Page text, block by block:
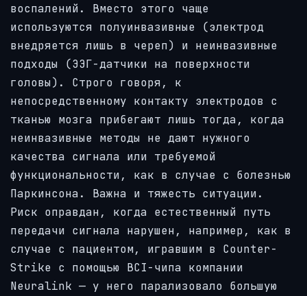
воспалений. Вместо этого чаще
используются полуинвазивные (электрод
внедряется лишь в череп) и неинвазивные
подходы (ЭЭГ-датчики на поверхности
головы). Строго говоря, к
непосредственному контакту электродов с
тканью мозга прибегают лишь тогда, когда
неинвазивные методы не дают нужного
качества сигнала или требуемой
функциональности, как в случае с болезнью
Паркинсона. Важна и тяжесть ситуации.
Риск оправдан, когда естественный путь
передачи сигнала нарушен, например, как в
случае с пациентом, игравшим в Counter-
Strike с помощью BCI-чипа компании
Neuralink — у него парализовало большую